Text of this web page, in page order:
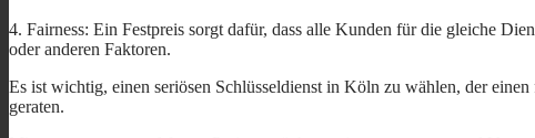
4. Fairness: Ein Festpreis sorgt dafür, dass alle Kunden für die gleiche
oder anderen Faktoren.
Es ist wichtig, einen seriösen Schlüsseldienst in Köln zu wählen, der
geraten.